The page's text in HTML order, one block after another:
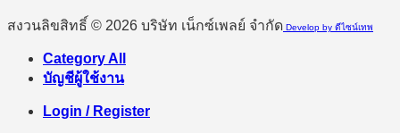
สงวนลิขสิทธิ์ © 2026 บริษัท เน็กซ์เพลย์ จำกัด Develop by ดีไซน์เทพ
Category All
บัญชีผู้ใช้งาน
Login / Register